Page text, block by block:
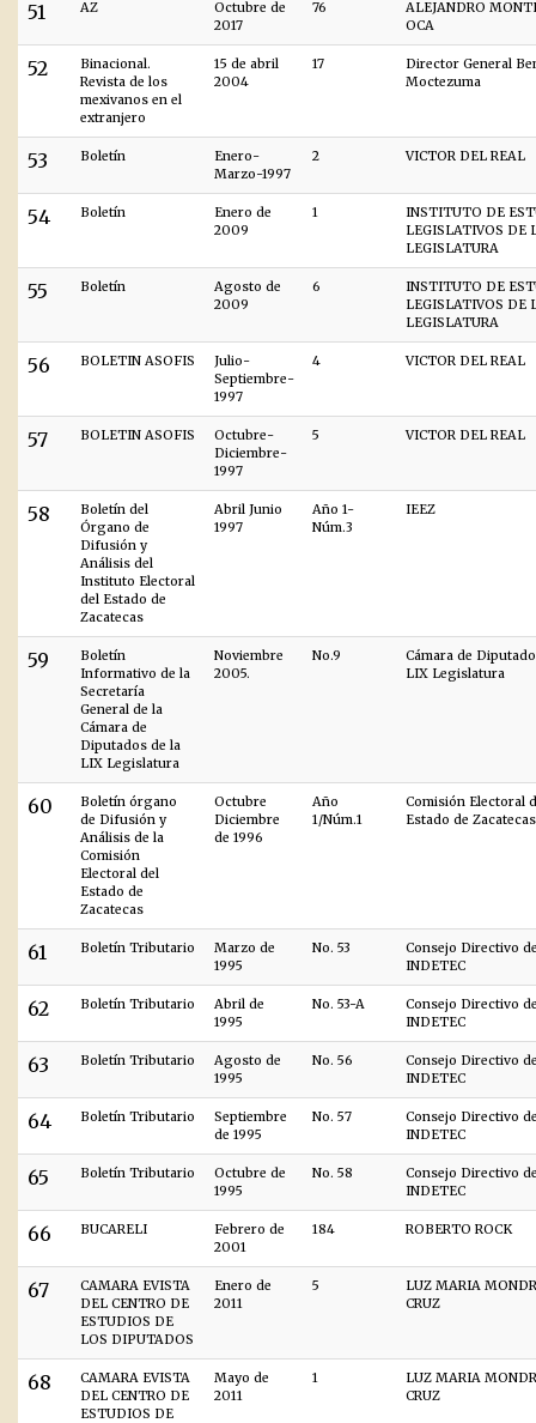
51 AZ
Octubre de
2017
76
ALEJANDRO
OCA
52
Binacional.
Revista de los
mexivanos en el
extranjero
15 de abril
2004
17
Director General
Moctezuma
53 Boletín
Enero-
Marzo-1997
2 VICTOR DEL REAL
54 Boletín
Enero de
2009
1
INSTITUTO DE
LEGISLATIVOS DE
LEGISLATURA
55 Boletín
Agosto de
2009
6
INSTITUTO DE
LEGISLATIVOS DE
LEGISLATURA
56 BOLETIN ASOFIS
Julio-
Septiembre-
1997
4 VICTOR DEL REAL
57 BOLETIN ASOFIS
Octubre-
Diciembre-
1997
5 VICTOR DEL REAL
58
Boletín del
Órgano de
Difusión y
Análisis del
Instituto Electoral
del Estado de
Zacatecas
Abril Junio
1997
Año 1-
Núm.3
IEEZ
59
Boletín
Informativo de la
Secretaría
General de la
Cámara de
Diputados de la
LIX Legislatura
Noviembre
2005.
No.9
Cámara de
LIX Legislatura
60
Boletín órgano
de Difusión y
Análisis de la
Comisión
Electoral del
Estado de
Zacatecas
Octubre
Diciembre
de 1996
Año
1/Núm.1
Comisión Electoral
Estado de Zacatecas
61 Boletín Tributario
Marzo de
1995
No. 53
Consejo Directivo
INDETEC
62 Boletín Tributario
Abril de
1995
No. 53-A
Consejo Directivo
INDETEC
63 Boletín Tributario
Agosto de
1995
No. 56
Consejo Directivo
INDETEC
64 Boletín Tributario
Septiembre
de 1995
No. 57
Consejo Directivo
INDETEC
65 Boletín Tributario
Octubre de
1995
No. 58
Consejo Directivo
INDETEC
66 BUCARELI
Febrero de
2001
184 ROBERTO ROCK
67
CAMARA EVISTA
DEL CENTRO DE
ESTUDIOS DE
LOS DIPUTADOS
Enero de
2011
5
LUZ MARIA
CRUZ
68
CAMARA EVISTA
DEL CENTRO DE
ESTUDIOS DE
Mayo de
2011
1
LUZ MARIA
CRUZ